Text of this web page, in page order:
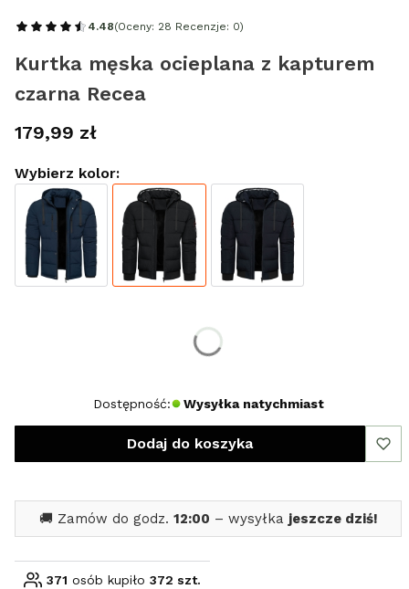
4.48(Oceny: 28 Recenzje: 0)
Kurtka męska ocieplana z kapturem
czarna Recea
Cena
179,99 zł
Wybierz kolor:
Dostępność: Wysyłka natychmiast
Dodaj do koszyka
🚚 Zamów do godz. 12:00 – wysyłka jeszcze dziś!
371 osób kupiło 372 szt.